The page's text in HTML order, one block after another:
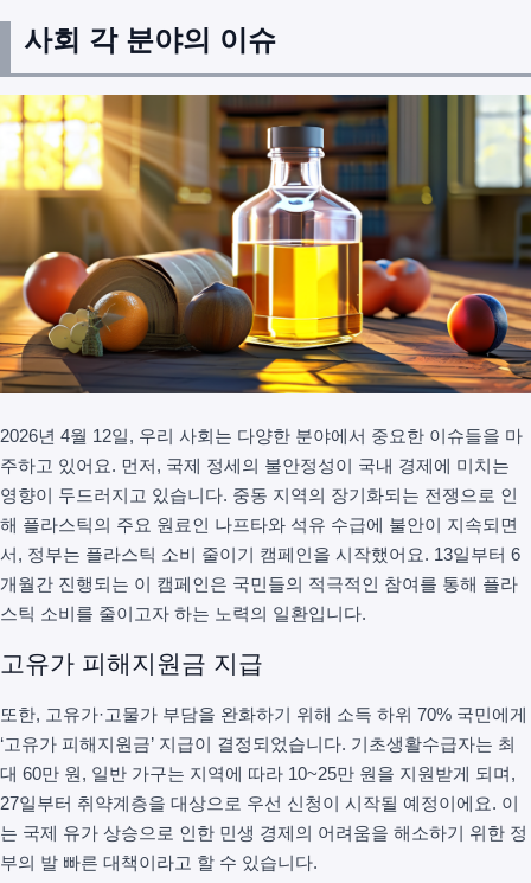
사회 각 분야의 이슈
2026년 4월 12일, 우리 사회는 다양한 분야에서 중요한 이슈들을 마
주하고 있어요. 먼저, 국제 정세의 불안정성이 국내 경제에 미치는
영향이 두드러지고 있습니다. 중동 지역의 장기화되는 전쟁으로 인
해 플라스틱의 주요 원료인 나프타와 석유 수급에 불안이 지속되면
서, 정부는 플라스틱 소비 줄이기 캠페인을 시작했어요. 13일부터 6
개월간 진행되는 이 캠페인은 국민들의 적극적인 참여를 통해 플라
스틱 소비를 줄이고자 하는 노력의 일환입니다.
고유가 피해지원금 지급
또한, 고유가·고물가 부담을 완화하기 위해 소득 하위 70% 국민에게
‘고유가 피해지원금’ 지급이 결정되었습니다. 기초생활수급자는 최
대 60만 원, 일반 가구는 지역에 따라 10~25만 원을 지원받게 되며,
27일부터 취약계층을 대상으로 우선 신청이 시작될 예정이에요. 이
는 국제 유가 상승으로 인한 민생 경제의 어려움을 해소하기 위한 정
부의 발 빠른 대책이라고 할 수 있습니다.